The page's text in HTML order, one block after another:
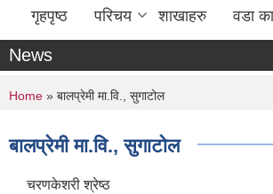
गृहपृष्ठ परिचय शाखाहरु वडा
News
You are here
Home » बालप्रेमी मा.वि., सुगाटोल
बालप्रेमी मा.वि., सुगाटोल
चरणकेशरी श्रेष्ठ